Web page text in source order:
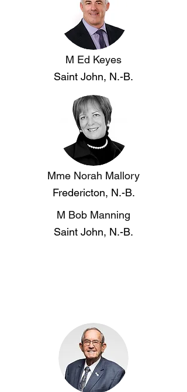
M Ed Keyes
Saint John, N.-B.
Mme Norah Mallory
Fredericton, N.-B.
M Bob Manning
Saint John, N.-B.